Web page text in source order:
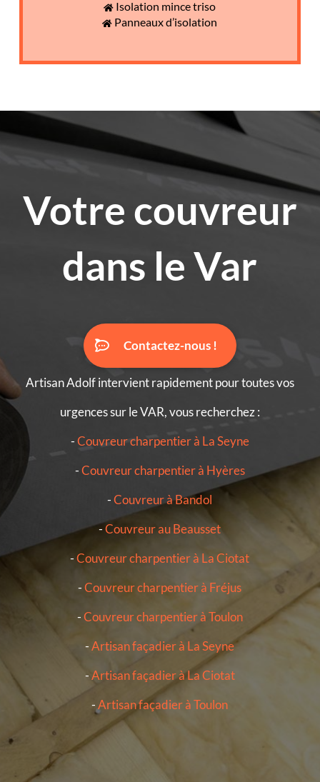
Isolation mince triso
Panneaux d’isolation
Votre couvreur
dans le Var
Contactez-nous !
Artisan Adolf intervient rapidement pour toutes vos
urgences sur le VAR, vous recherchez :
-Couvreur charpentier à La Seyne
-Couvreur charpentier à Hyères
-Couvreur à Bandol
-Couvreur au Beausset
-Couvreur charpentier à La Ciotat
-Couvreur charpentier à Fréjus
-Couvreur charpentier à Toulon
-Artisan façadier à La Seyne
-Artisan façadier à La Ciotat
-Artisan façadier à Toulon